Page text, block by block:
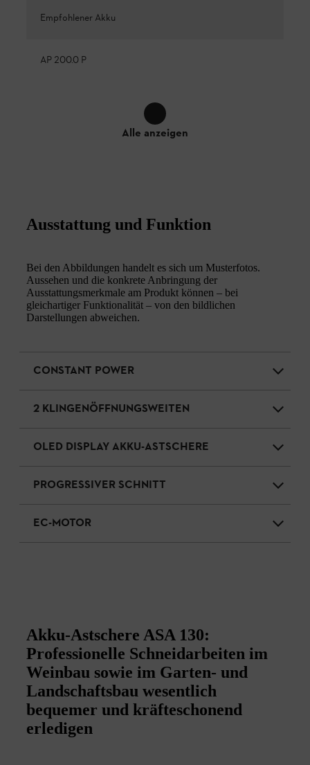
Empfohlener Akku
AP 200.0 P
Alle anzeigen
Ausstattung und Funktion
Bei den Abbildungen handelt es sich um Musterfotos.
Aussehen und die konkrete Anbringung der
Ausstattungsmerkmale am Produkt können – bei
gleichartiger Funktionalität – von den bildlichen
Darstellungen abweichen.
CONSTANT POWER
2 KLINGENÖFFNUNGSWEITEN
OLED DISPLAY AKKU-ASTSCHERE
PROGRESSIVER SCHNITT
EC-MOTOR
Akku-Astschere ASA 130:
Professionelle Schneidarbeiten im
Weinbau sowie im Garten- und
Landschaftsbau wesentlich
bequemer und kräfteschonend
erledigen